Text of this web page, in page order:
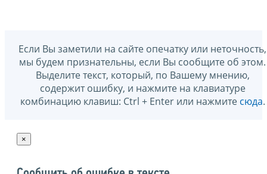
Если Вы заметили на сайте опечатку или неточность,
мы будем признательны, если Вы сообщите об этом.
Выделите текст, который, по Вашему мнению,
содержит ошибку, и нажмите на клавиатуре
комбинацию клавиш: Ctrl + Enter или нажмите сюда.
×